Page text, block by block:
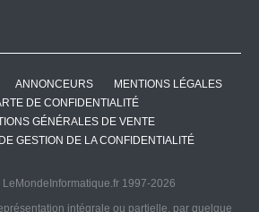
ANNONCEURS
MENTIONS LÉGALES
DE CONFIDENTIALITÉ
GÉNÉRALES DE VENTE
GESTION DE LA CONFIDENTIALITÉ
1997-2026
intégrale ou partielle, par quelque